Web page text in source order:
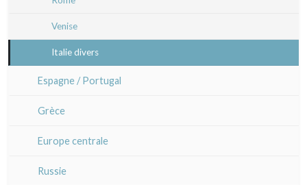
Divers
Bretagne
Alsace / Lorraine
Artois / Picardie
Champagne / Ardennes
Maine / Anjou
Guyenne / Gascogne
Venise
Italie divers
Espagne / Portugal
Grèce
Europe centrale
Russie